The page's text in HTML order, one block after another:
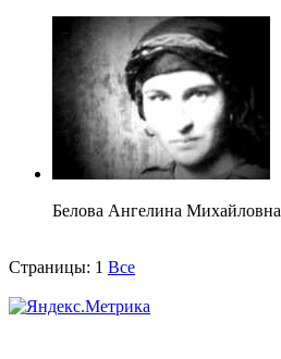
Белова Ангелина Михайловна
Страницы: 1 Все